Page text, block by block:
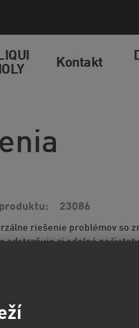
Kontakt
23086
riešenie problémov so
odstraňuje aj odolné
a tiež z textilných
EUR
EUR